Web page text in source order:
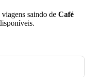
saindo de Café